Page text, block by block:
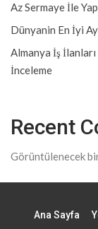
Az Sermaye İle
Dünyanin En İyi
Almanya İş İlanları
İnceleme
Recent
Görüntülenecek
Ana Sayfa